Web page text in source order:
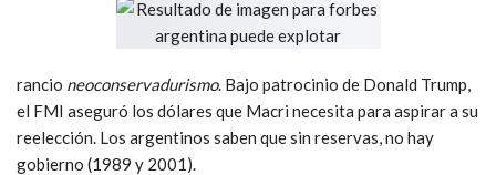
rancio neoconservadurismo. Bajo patrocinio de Donald Trump,
el FMI aseguró los dólares que Macri necesita para aspirar a su
reelección. Los argentinos saben que sin reservas, no hay
gobierno (1989 y 2001).